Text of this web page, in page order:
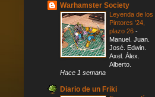
Warhamster Society
Leyenda de los
Pintores '24,
plazo 26 -
Manuel. Juan.
José. Edwin.
Axel. Álex.
Alberto.
Hace 1 semana
Diario de un Friki